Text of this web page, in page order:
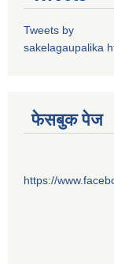
Tweets by
sakelagaupalika
फेसबुक पेज
https://